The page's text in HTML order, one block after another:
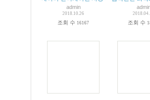
admin
2018.10.26
조회 수 16167 조회 수